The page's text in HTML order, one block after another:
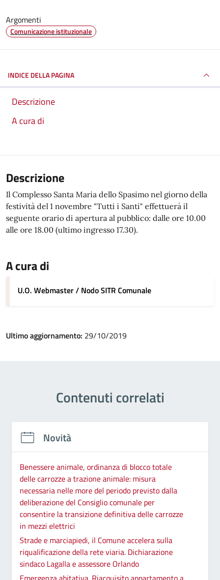
Argomenti
Comunicazione istituzionale
INDICE DELLA PAGINA
Descrizione
A cura di
Descrizione
Il Complesso Santa Maria dello Spasimo nel giorno della
festività del 1 novembre "Tutti i Santi" effettuerà il
seguente orario di apertura al pubblico: dalle ore 10.00
alle ore 18.00 (ultimo ingresso 17.30).
A cura di
U.O. Webmaster / Nodo SITR Comunale
Ultimo aggiornamento: 29/10/2019
Contenuti correlati
Novità
Benessere animale, ordinanza di blocco totale
delle carrozze a trazione animale: misura
necessaria nelle more del periodo previsto dalla
deliberazione del Consiglio comunale per
consentire la transizione definitiva delle carrozze
in mezzi elettrici
Strade e marciapiedi, il Comune accelera sulla
riqualificazione della rete viaria. Dichiarazione
sindaco Lagalla e assessore Orlando